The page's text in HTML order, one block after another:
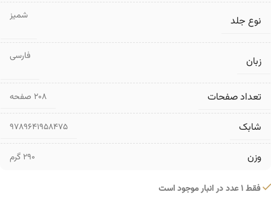
نوع جلد شمیز
زبان فارسی
تعداد صفحات ۲۰۸ صفحه
شابک 9789641958475
وزن 290 گرم
فقط 1 عدد در انبار موجود است